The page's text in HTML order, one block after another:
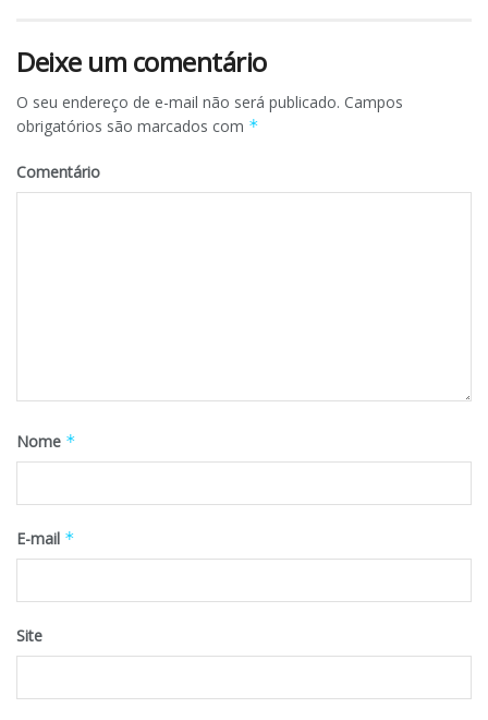
Deixe um comentário
O seu endereço de e-mail não será publicado. Campos
obrigatórios são marcados com *
Comentário
Nome *
E-mail *
Site